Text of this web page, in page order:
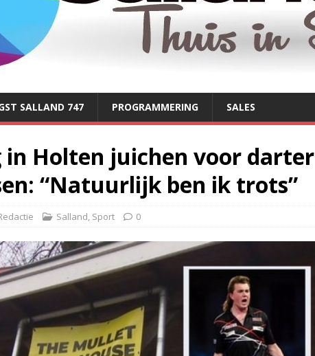
SALLAND 747 PROGRAMMERING SALES
in Holten juichen voor darter
“Natuurlijk ben ik trots”
Salland, Sport 0